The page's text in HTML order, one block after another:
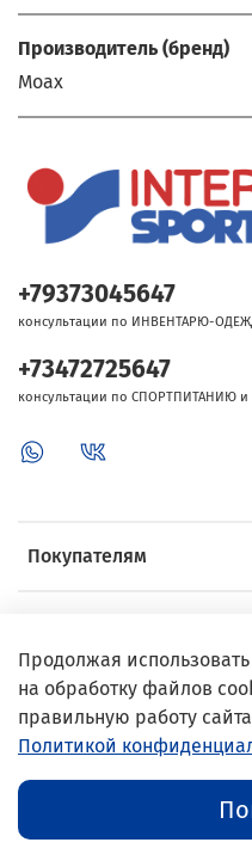
Производитель (бренд)
Moax
Покупателям
Выгодные предложения
+79373045647
консультации по ИНВЕНТАРЮ-
+73472725647
консультации по СПОРТПИТАНИЮ и
©
Продолжая
на обработку файлов
правильную работу
Политикой